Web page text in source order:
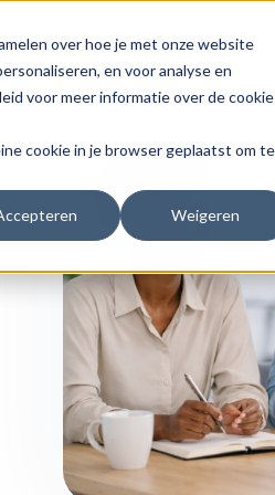
over hoe je met onze website
en voor analyse en
voor meer informatie over de
cookie in je browser geplaatst om te
Weigeren